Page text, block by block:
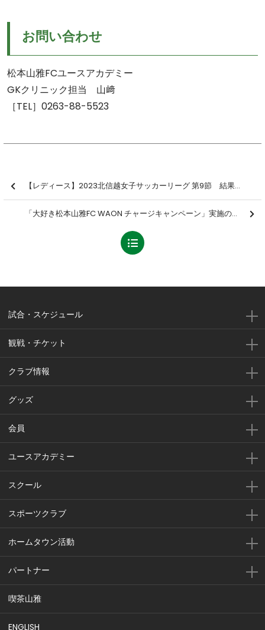
お問い合わせ
松本山雅FCユースアカデミー
GKクリニック担当 山﨑
［TEL］0263-88-5523
【レディース】2023北信越女子サッカーリーグ 第9節 結果のお知らせ
「大好き松本山雅FC WAON チャージキャンペーン」実施のお知らせ
試合・スケジュール
観戦・チケット
クラブ情報
グッズ
会員
ユースアカデミー
スクール
スポーツクラブ
ホームタウン活動
パートナー
喫茶山雅
ENGLISH